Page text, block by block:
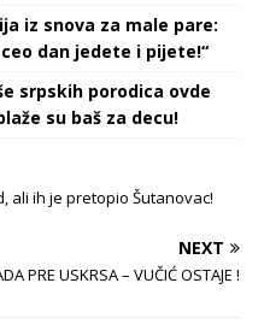
iz snova za male pare:
dan jedete i pijete!“
srpskih porodica ovde
su baš za decu!
ali ih je pretopio Šutanovac!
NEXT
PRE USKRSA – VUČIĆ OSTAJE !